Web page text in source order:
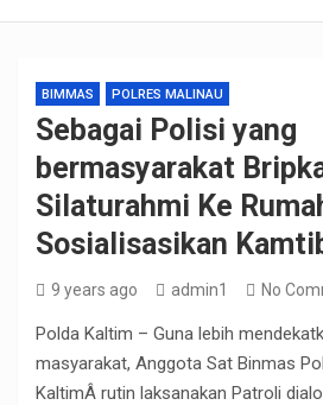
BIMMAS POLRES MALINAU
Sebagai Polisi yang
bermasyarakat
Silaturahmi Ke
Sosialisasikan
9 years ago admin1 No
Polda Kaltim – Guna lebih
masyarakat, Anggota Sat Binmas
KaltimÂ rutin laksanakan Patroli